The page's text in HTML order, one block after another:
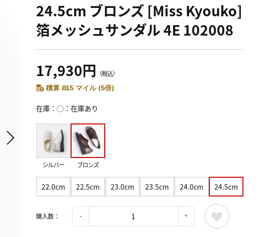
24.5cm ブロンズ [Miss Kyouko]
箔メッシュサンダル 4E 102008
17,930円 （税込）
積算 815 マイル (5倍)
在庫 ◯：在庫あり
シルバー ブロンズ
22.0cm 22.5cm 23.0cm 23.5cm 24.0cm 24.5cm
購入数：